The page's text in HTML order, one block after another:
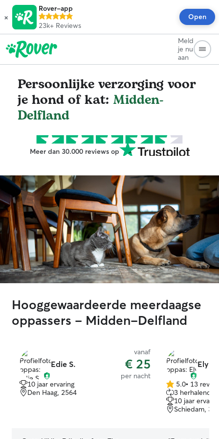
×
Rover-app
23k+ Reviews
Open
Meld
je nu
aan
Persoonlijke verzorging voor
je hond of kat: Midden-
Delfland
Meer dan 30.000 reviews op
Hooggewaardeerde meerdaagse
oppassers - Midden-Delfland
Edie S.
vanaf
€ 25
per nacht
10 jaar ervaring
Den Haag, 2564
Ely R.
5.0
van
5
sterren
5.0• 13
3 herhalende
10 jaar
Schiedam,